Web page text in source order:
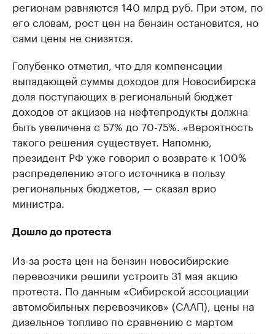
регионам равняются 140 млрд руб. При этом, по
его словам, рост цен на бензин остановится, но
сами цены не снизятся.
Голубенко отметил, что для компенсации
выпадающей суммы доходов для Новосибирска
доля поступающих в региональный бюджет
доходов от акцизов на нефтепродукты должна
быть увеличена с 57% до 70-75%. «Вероятность
такого решения существует. Напомню,
президент РФ уже говорил о возврате к 100%
распределению этого источника в пользу
региональных бюджетов, — сказал врио
министра.
Дошло до протеста
Из-за роста цен на бензин новосибирские
перевозчики решили устроить 31 мая акцию
протеста. По данным «Сибирской ассоциации
автомобильных перевозчиков» (СААП), цены на
дизельное топливо по сравнению с мартом